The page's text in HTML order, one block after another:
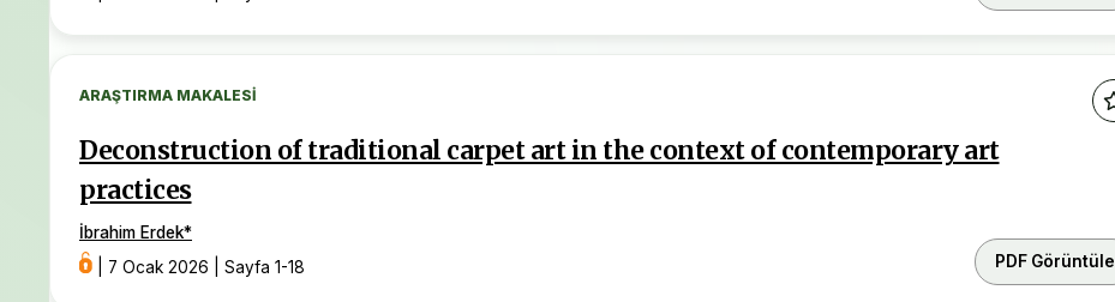
ARAŞTIRMA MAKALESI
Deconstruction of traditional carpet art in the context of contemporary art
practices
İbrahim Erdek*
7 Ocak 2026 Sayfa 1-18 PDF Görüntüle